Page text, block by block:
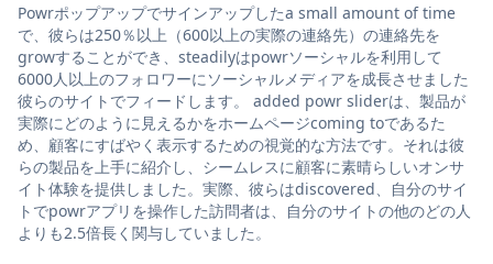
Powrポップアップでサインアップしたa small amount of time
で、彼らは250％以上（600以上の実際の連絡先）の連絡先を
growすることができ、steadilyはpowrソーシャルを利用して
6000人以上のフォロワーにソーシャルメディアを成長させました
彼らのサイトでフィードします。 added powr sliderは、製品が
実際にどのように見えるかをホームページcoming toであるた
め、顧客にすばやく表示するための視覚的な方法です。それは彼
らの製品を上手に紹介し、シームレスに顧客に素晴らしいオンサ
イト体験を提供しました。実際、彼らはdiscovered、自分のサイ
トでpowrアプリを操作した訪問者は、自分のサイトの他のどの人
よりも2.5倍長く関与していました。